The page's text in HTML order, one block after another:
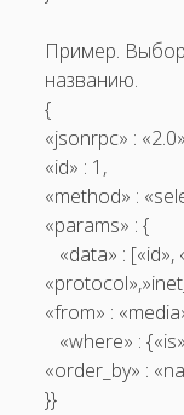
Пример.
названию.
{
«jsonrpc» :
«id» : 1,
«method» :
«params» : {
«data» : [«id»,
«from» :
«where» :
«order_by» :
}}